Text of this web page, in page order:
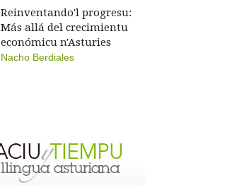
Reinventando'l progresu:
Más allá del crecimientu
económicu n'Asturies
Nacho Berdiales